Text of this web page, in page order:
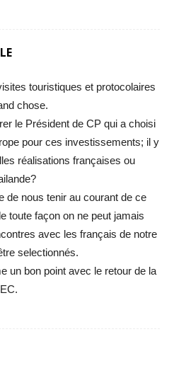
touristiques et protocolaires
chose.
le Président de CP qui a choisi
pour ces investissements; il y
réalisations françaises ou
de nous tenir au courant de ce
toute façon on ne peut jamais
avec les français de notre
selectionnés.
un bon point avec le retour de la